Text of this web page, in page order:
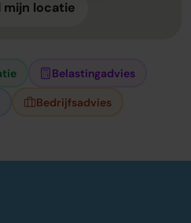
mijn locatie
Belastingadvies
Bedrijfsadvies